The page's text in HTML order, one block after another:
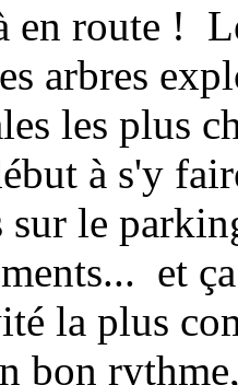
en route !
arbres
les plus
à s'y
le
et
la plus
bon